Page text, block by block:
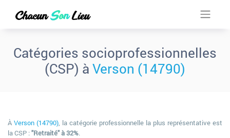
Catégories socioprofessionnelles
(CSP) à Verson (14790)
À Verson (14790), la catégorie professionnelle la plus représentative est
la CSP :"Retraité" à 32%.